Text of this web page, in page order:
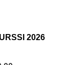
2026